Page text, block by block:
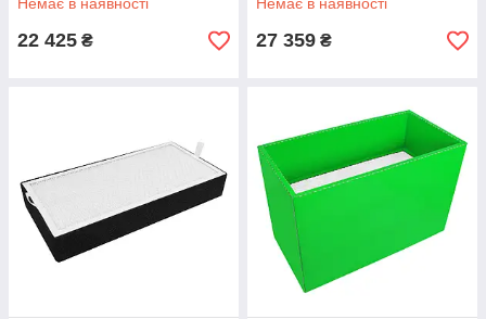
22 425 ₴ 27 359 ₴